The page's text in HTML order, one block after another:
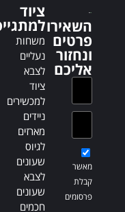
t
i
v
e
השאירו
פרטים
ונחזור
אליכם
מאשר
קבלת
פרסומים
ציוד
משחות
נעליים
לצבא
ציוד
למכשירים
ניידים
מארזים
לגיוס
שעונים
לצבא
שעונים
חכמים